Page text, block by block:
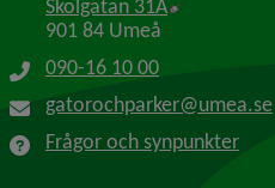
Skolgatan 31A
901 84 Umeå
090-16 10 00
gatorochparker@umea.se
Frågor och synpunkter